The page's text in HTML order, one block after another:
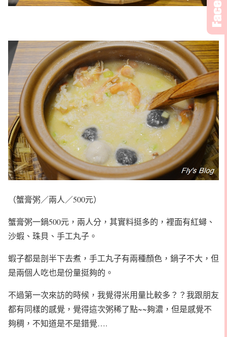
（蟹膏粥／兩人／500元）
蟹膏粥一鍋500元，兩人分，其實料挺多的，裡面有紅蟳、
沙蝦、珠貝、手工丸子。
蝦子都是剖半下去煮，手工丸子有兩種顏色，鍋子不大，但
是兩個人吃也是份量挺夠的。
不過第一次來訪的時候，我覺得米用量比較多？？我跟朋友
都有同樣的感覺，覺得這次粥稀了點~~夠濃，但是感覺不
夠稠，不知道是不是錯覺….